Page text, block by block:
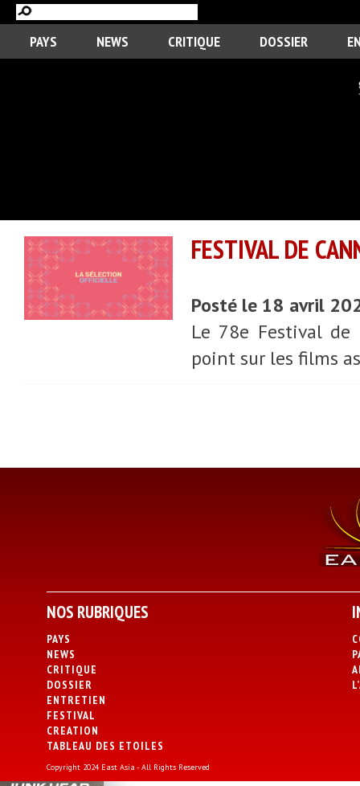
PAYS NEWS CRITIQUE DOSSIER
FESTIVAL DE
Posté le 18 avril
Le 78e Festival
point sur les films
NOS RUBRIQUES
PAYS
NEWS
CRITIQUE
DOSSIER
ENTRETIEN
FESTIVAL
CREATION
TABLEAU DES ETOILES
Copyright 2024 East Asia - All Rights Reserved